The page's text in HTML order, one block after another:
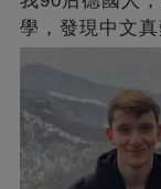
學，發現中文